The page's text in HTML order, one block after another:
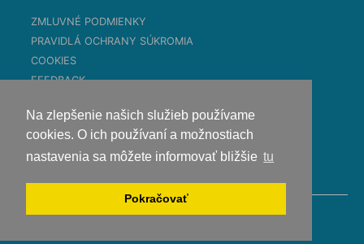
Na zlepšenie našich služieb používame
cookies. O ich používaní a možnostiach
nastavenia sa môžete informovať bližšie tu
Pokračovať
ZMLUVNÉ PODMIENKY
PRAVIDLÁ OCHRANY SÚKROMIA
COOKIES
FEEDBACK
Kontakt
contact@myliga.sk
+421 950 880 936
© 2017-2021 ALL RIGHTS RESERVED.